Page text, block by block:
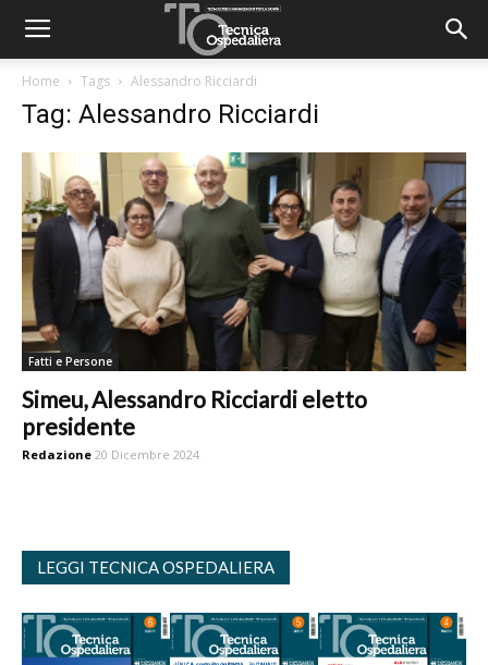
Home Tags Alessandro Ricciardi
Tag: Alessandro Ricciardi
Fatti e Persone
Simeu, Alessandro Ricciardi eletto
presidente
Redazione 20 Dicembre 2024
LEGGI TECNICA OSPEDALIERA